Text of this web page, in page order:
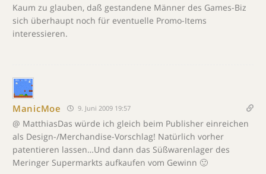
Kaum zu glauben, daß gestandene Männer des Games-Biz
sich überhaupt noch für eventuelle Promo-Items
interessieren.
ManicMoe 9. Juni 2009 19:57
@ MatthiasDas würde ich gleich beim Publisher einreichen
als Design-/Merchandise-Vorschlag! Natürlich vorher
patentieren lassen…Und dann das Süßwarenlager des
Meringer Supermarkts aufkaufen vom Gewinn 🙂